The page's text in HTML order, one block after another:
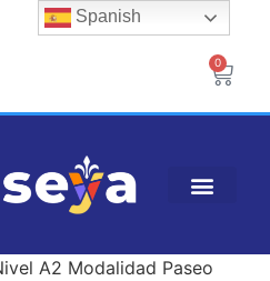
0
A2 Modalidad Paseo
Spanish